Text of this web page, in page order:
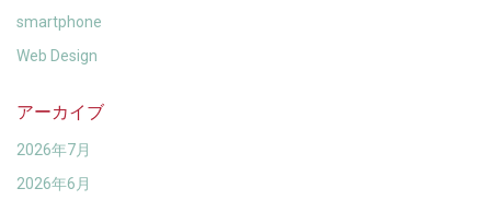
smartphone
Web Design
アーカイブ
2026年7月
2026年6月